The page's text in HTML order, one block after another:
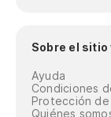
Sobre el sitio
Ayuda
Condiciones
Protección de
Quiénes